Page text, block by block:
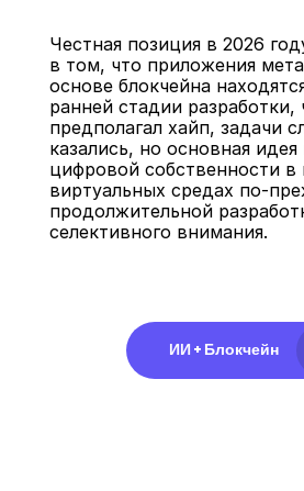
Честная позиция в 2026
в том, что приложения
основе блокчейна
ранней стадии разработки,
предполагал хайп, задачи
казались, но основная
цифровой собственности в
виртуальных средах по-
продолжительной
селективного внимания.
ИИ + Блокчейн